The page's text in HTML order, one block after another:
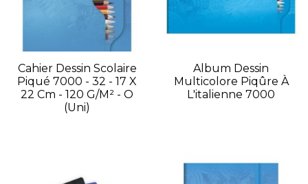
Cahier Dessin Scolaire
Piqué 7000 - 32 - 17 X
22 Cm - 120 G/m² - O
(uni)
Album Dessin
Multicolore Piqûre À
L'italienne 7000